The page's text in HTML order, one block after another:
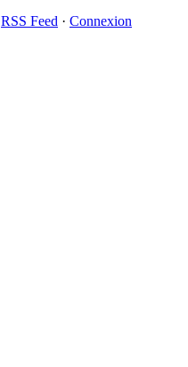
RSS Feed · Connexion